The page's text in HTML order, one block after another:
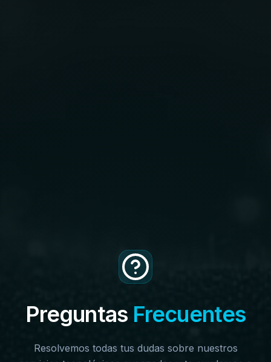
Preguntas Frecuentes
Resolvemos todas tus dudas sobre nuestros